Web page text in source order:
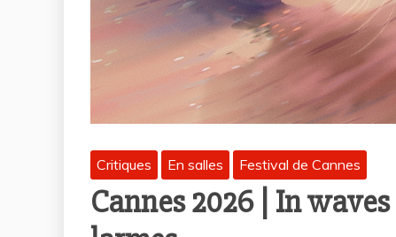
Critiques En salles Festival de Cannes
Cannes 2026 | In